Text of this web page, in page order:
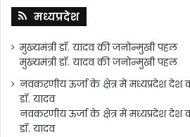
मध्यप्रदेश
मुख्यमंत्री डॉ. यादव की जनोन्मुखी पहल
मुख्यमंत्री डॉ. यादव की जनोन्मुखी पहल
नवकरणीय ऊर्जा के क्षेत्र में मध्यप्रदेश देश
डॉ. यादव
नवकरणीय ऊर्जा के क्षेत्र में मध्यप्रदेश देश
डॉ. यादव